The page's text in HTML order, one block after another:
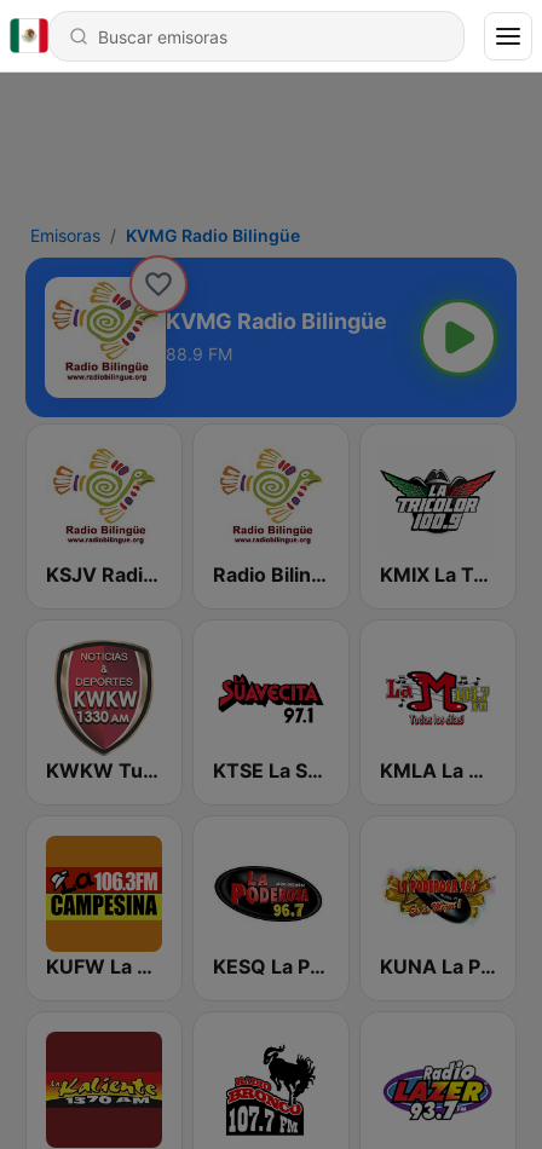
Emisoras KVMG Radio Bilingüe
KVMG Radio Bilingüe
88.9 FM
KSJV Radio Bilingüe 91.5 FM Radio Bilingüe KTQX KMIX La Tricolor 100.9 FM
KWKW Tu Liga Radio 1330 AM KTSE La Suavecita 97.1 FM KMLA La M 103.7 FM
KUFW La Campesina 106.3 Visalia KESQ La Poderosa 96.7 KUNA La Poderosa 96.7 FM